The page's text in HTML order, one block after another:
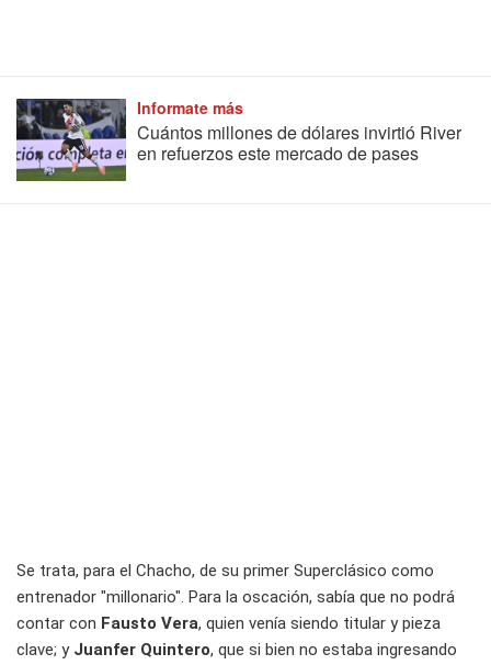
Informate más
Cuántos millones de dólares invirtió River
en refuerzos este mercado de pases
Se trata, para el Chacho, de su primer Superclásico como
entrenador "millonario". Para la oscación, sabía que no podrá
contar con Fausto Vera, quien venía siendo titular y pieza
clave; y Juanfer Quintero, que si bien no estaba ingresando